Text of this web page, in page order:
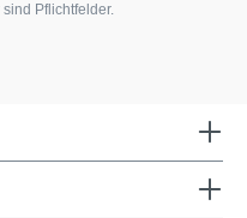
Pflichtfelder.